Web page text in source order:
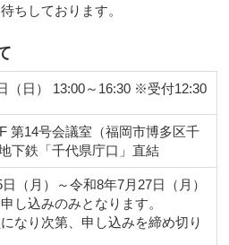
ちしております。
（日） 13:00～16:30 ※受付12:30
第14号会議室（福岡市博多区千
下鉄「千代県庁口」直結
（月）～令和8年7月27日（月）
し込みのみとなります。
なり次第、申し込みを締め切り